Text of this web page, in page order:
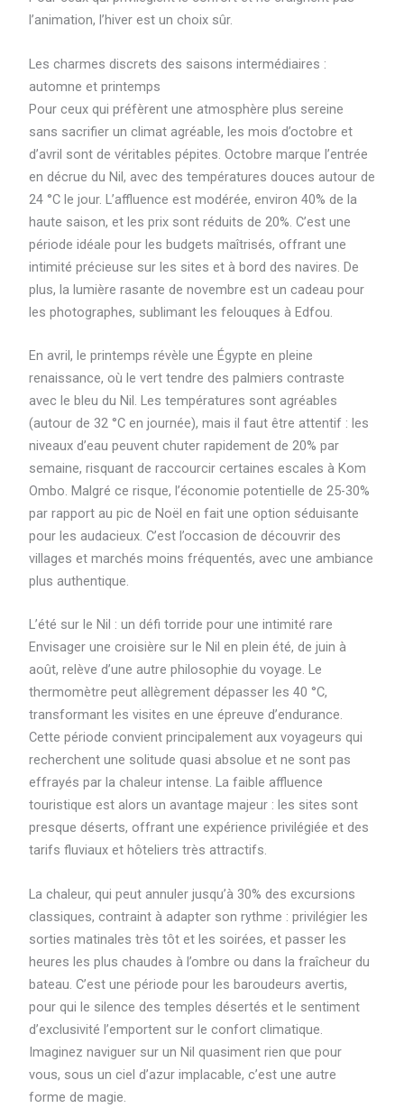
l’animation, l’hiver est un choix sûr.
Les charmes discrets des saisons intermédiaires :
automne et printemps
Pour ceux qui préfèrent une atmosphère plus sereine
sans sacrifier un climat agréable, les mois d’octobre et
d’avril sont de véritables pépites. Octobre marque l’entrée
en décrue du Nil, avec des températures douces autour de
24 °C le jour. L’affluence est modérée, environ 40% de la
haute saison, et les prix sont réduits de 20%. C’est une
période idéale pour les budgets maîtrisés, offrant une
intimité précieuse sur les sites et à bord des navires. De
plus, la lumière rasante de novembre est un cadeau pour
les photographes, sublimant les felouques à Edfou.
En avril, le printemps révèle une Égypte en pleine
renaissance, où le vert tendre des palmiers contraste
avec le bleu du Nil. Les températures sont agréables
(autour de 32 °C en journée), mais il faut être attentif : les
niveaux d’eau peuvent chuter rapidement de 20% par
semaine, risquant de raccourcir certaines escales à Kom
Ombo. Malgré ce risque, l’économie potentielle de 25-30%
par rapport au pic de Noël en fait une option séduisante
pour les audacieux. C’est l’occasion de découvrir des
villages et marchés moins fréquentés, avec une ambiance
plus authentique.
L’été sur le Nil : un défi torride pour une intimité rare
Envisager une croisière sur le Nil en plein été, de juin à
août, relève d’une autre philosophie du voyage. Le
thermomètre peut allègrement dépasser les 40 °C,
transformant les visites en une épreuve d’endurance.
Cette période convient principalement aux voyageurs qui
recherchent une solitude quasi absolue et ne sont pas
effrayés par la chaleur intense. La faible affluence
touristique est alors un avantage majeur : les sites sont
presque déserts, offrant une expérience privilégiée et des
tarifs fluviaux et hôteliers très attractifs.
La chaleur, qui peut annuler jusqu’à 30% des excursions
classiques, contraint à adapter son rythme : privilégier les
sorties matinales très tôt et les soirées, et passer les
heures les plus chaudes à l’ombre ou dans la fraîcheur du
bateau. C’est une période pour les baroudeurs avertis,
pour qui le silence des temples désertés et le sentiment
d’exclusivité l’emportent sur le confort climatique.
Imaginez naviguer sur un Nil quasiment rien que pour
vous, sous un ciel d’azur implacable, c’est une autre
forme de magie.